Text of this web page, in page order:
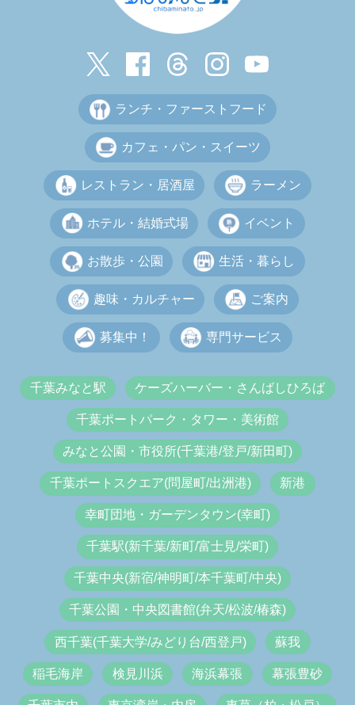
ランチ・ファーストフード
カフェ・パン・スイーツ
レストラン・居酒屋 ラーメン
ホテル・結婚式場 イベント
お散歩・公園 生活・暮らし
趣味・カルチャー ご案内
募集中！ 専門サービス
千葉みなと駅 ケーズハーバー・さんばしひろば
千葉ポートパーク・タワー・美術館
みなと公園・市役所(千葉港/登戸/新田町)
千葉ポートスクエア(問屋町/出洲港) 新港
幸町団地・ガーデンタウン(幸町)
千葉駅(新千葉/新町/富士見/栄町)
千葉中央(新宿/神明町/本千葉町/中央)
千葉公園・中央図書館(弁天/松波/椿森)
西千葉(千葉大学/みどり台/西登戸) 蘇我
稲毛海岸 検見川浜 海浜幕張 幕張豊砂